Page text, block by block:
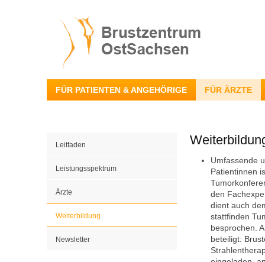
FÜR PATIENTEN & ANGEHÖRIGE FÜR ÄRZTE
Leitfaden
Leistungsspektrum
Ärzte
Weiterbildung
Newsletter
Umfassende
Patientinnen
den
dient auch
stattfinden
besprochen.
beteiligt: